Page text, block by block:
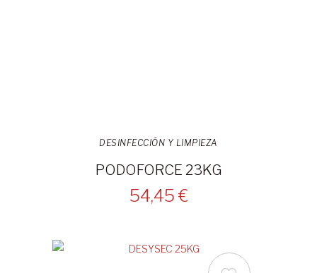
DESINFECCIÓN Y LIMPIEZA
PODOFORCE 23KG
54,45 €